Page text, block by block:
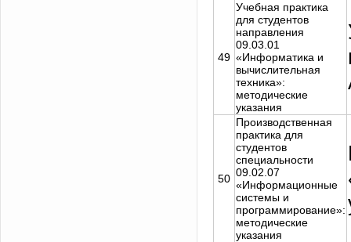
49
Учебная практика
для студентов
направления
09.03.01
«Информатика и
вычислительная
техника»:
методические
указания
50
Производственная
практика для
студентов
специальности
09.02.07
«Информационные
системы и
программирование»:
методические
указания